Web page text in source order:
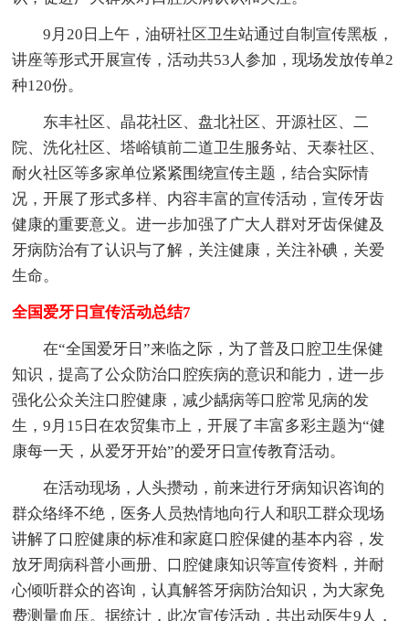
9月20日上午，油研社区卫生站通过自制宣传黑板，
讲座等形式开展宣传，活动共53人参加，现场发放传单2
种120份。
东丰社区、晶花社区、盘北社区、开源社区、二
院、洗化社区、塔峪镇前二道卫生服务站、天泰社区、
耐火社区等多家单位紧紧围绕宣传主题，结合实际情
况，开展了形式多样、内容丰富的宣传活动，宣传牙齿
健康的重要意义。进一步加强了广大人群对牙齿保健及
牙病防治有了认识与了解，关注健康，关注补碘，关爱
生命。
全国爱牙日宣传活动总结7
在“全国爱牙日”来临之际，为了普及口腔卫生保健
知识，提高了公众防治口腔疾病的意识和能力，进一步
强化公众关注口腔健康，减少龋病等口腔常见病的发
生，9月15日在农贸集市上，开展了丰富多彩主题为“健
康每一天，从爱牙开始”的爱牙日宣传教育活动。
在活动现场，人头攒动，前来进行牙病知识咨询的
群众络绎不绝，医务人员热情地向行人和职工群众现场
讲解了口腔健康的标准和家庭口腔保健的基本内容，发
放牙周病科普小画册、口腔健康知识等宣传资料，并耐
心倾听群众的咨询，认真解答牙病防治知识，为大家免
费测量血压。据统计，此次宣传活动，共出动医生9人，